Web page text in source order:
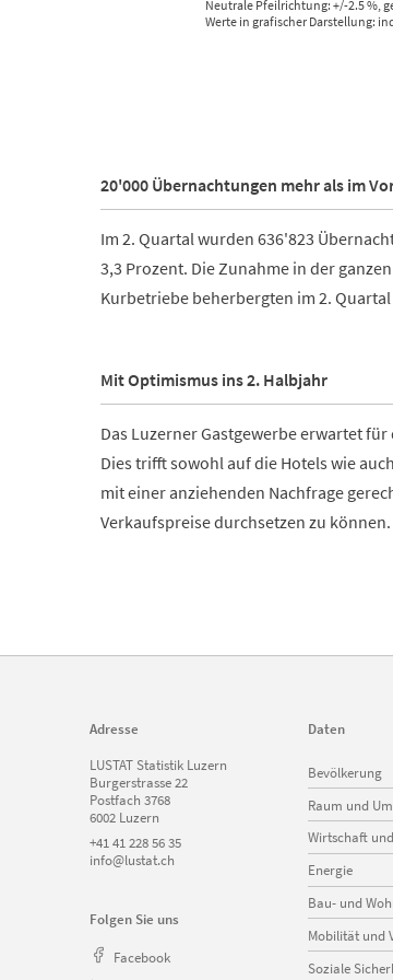
Neutrale
Werte in grafischer Darstellung:
20'000 Übernachtungen mehr als im
Im 2. Quartal wurden 636'823
3,3 Prozent. Die Zunahme in der
Kurbetriebe beherbergten im 2.
Mit Optimismus ins 2. Halbjahr
Das Luzerner Gastgewerbe erwartet
Dies trifft sowohl auf die Hotels wie
mit einer anziehenden Nachfrage
Verkaufspreise durchsetzen zu können.
Adresse
LUSTAT Statistik Luzern
Burgerstrasse 22
Postfach 3768
6002 Luzern
+41 41 228 56 35
info@lustat.ch
Folgen Sie uns
Facebook
Daten
Navigation
überspringen
Bevölkerung
Raum und
Wirtschaft
Energie
Bau- und
Mobilität und
Soziale